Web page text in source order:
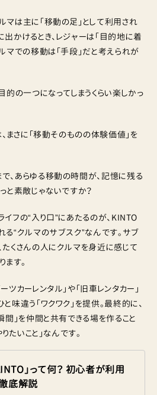
マは主に「移動の足」として利用され
かけるとき、レジャーは「目的地に着
マでの移動は「手段」だと考えられが
的の一つになってしまうくらい楽しかっ
まさに「移動そのものの体験価値」を
、あらゆる移動の時間が、記憶に残る
と素敵じゃないですか？
イフの“入り口”にあたるのが、KINTO
る“クルマのサブスク”なんです。サブ
たくさんの人にクルマを身近に感じて
ます。
ツカーレンタル」や「旧車レンタカー」
味違う「ワクワク」を提供。最終的に、
間」を仲間と共有できる場を作ること
たいこと」なんです。
」って何？ 初心者が利用
底解説